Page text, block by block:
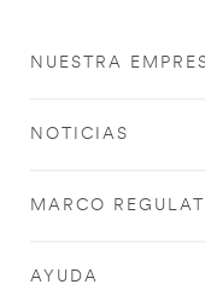
ocurrido
en
Por
de
se
correctamente
NUESTRA
NOTICIAS
MARCO
AYUDA